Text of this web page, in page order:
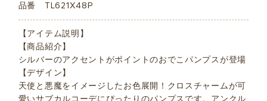
品番 TL621X48P
【アイテム説明】
【商品紹介】
シルバーのアクセントがポイントのおでこパンプスが登場
【デザイン】
天使と悪魔をイメージしたお色展開！クロスチャームが可